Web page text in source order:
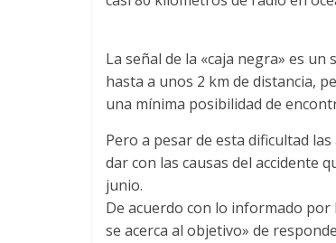
La señal de la «caja negra» es
hasta a unos 2 km de distancia,
una mínima posibilidad de
Pero a pesar de esta dificultad
dar con las causas del accidente
junio.
De acuerdo con lo informado por
se acerca al objetivo» de